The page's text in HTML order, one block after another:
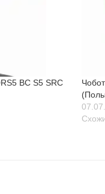
BC S5 SRC